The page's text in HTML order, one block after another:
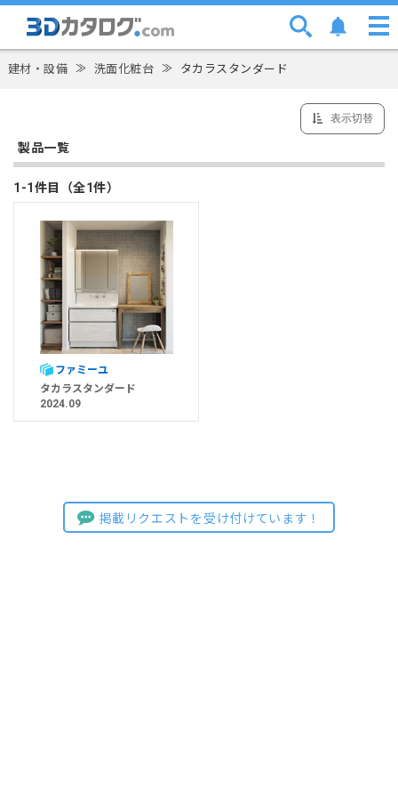
建材・設備 ≫ 洗面化粧台 ≫ タカラスタンダード
表示切替
製品一覧
1-1件目（全1件）
ファミーユ
タカラスタンダード
2024.09
掲載リクエストを受け付けています！